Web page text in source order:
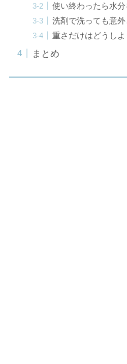
使い終わったら水
洗剤で洗っても意
重さだけはどうし
まとめ